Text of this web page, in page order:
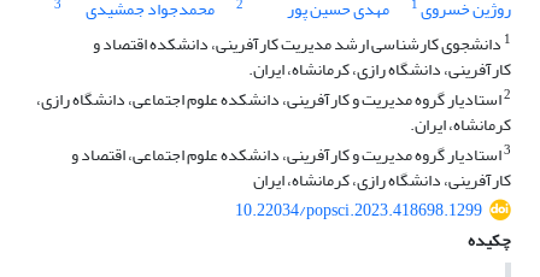
روژین خسروی1 مهدی حسین پور 2 محمدجواد جمشیدی
3
1 دانشجوی کارشناسی ارشد مدیریت کارآفرینی، دانشکده اقتصاد و
کارآفرینی، دانشگاه رازی، کرمانشاه، ایران.
2استادیار گروه مدیریت و کارآفرینی، دانشکده علوم اجتماعی، دانشگاه رازی،
کرمانشاه، ایران.
3استادیار گروه مدیریت و کارآفرینی، دانشکده علوم اجتماعی، اقتصاد و
کارآفرینی، دانشگاه رازی، کرمانشاه، ایران
10.22034/popsci.2023.418698.1299
چکیده